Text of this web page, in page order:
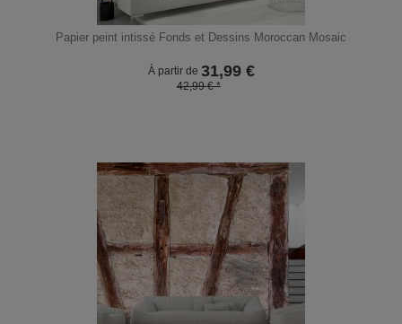
Papier peint intissé Fonds et Dessins Moroccan Mosaic
À partir de 31,99€
42,99 € *